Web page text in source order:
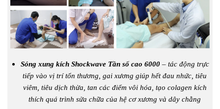
Sóng xung kích Shockwave Tần số cao 6000– tác động trực
tiếp vào vị trí tổn thương, gai xương giúp hết đau nhức, tiêu
viêm, tiêu dịch thừa, tan các điểm vôi hóa, tạo colagen kích
thích quá trình sửa chữa của hệ cơ xương và dây chằng